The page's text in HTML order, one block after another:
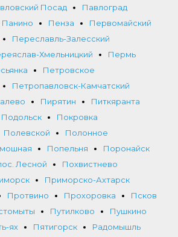
Посад
Павлоград
Панино Пенза
Первомайский
Переславль-Залесский
Хмельницкий
Пермь
Петровское
Петропавловск-Камчатский
Пирятин
Питкяранта
Подольск
Покровка
Полевской
Полонное
Попельня
Поронайск
Лесной
Похвистнево
Приморско-Ахтарск
Протвино Прохоровка
Псков
Путилково
Пушкино
ях Пятигорск Радомышль